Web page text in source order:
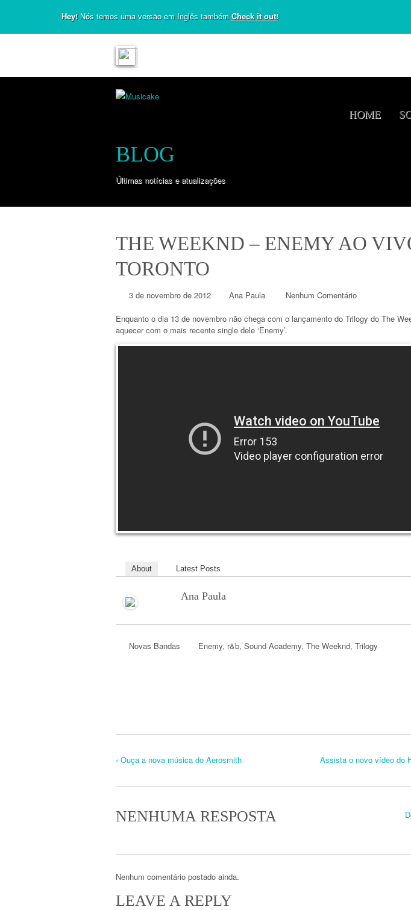
Hey! Nós temos uma versão em Inglês também Check it out!
HOME
BLOG
Últimas notícias e atualizações
THE WEEKND – ENEMY AO
TORONTO
3 de novembro de 2012 Ana Paula Nenhum Comentário
Enquanto o dia 13 de novembro não chega com o lançamento do Trilogy do The
aquecer com o mais recente single dele ‘Enemy’.
About Latest Posts
Ana Paula
Novas Bandas Enemy, r&b, Sound Academy, The Weeknd, Trilogy
‹ Ouça a nova música do Aerosmith Assista o novo vídeo do
NENHUMA RESPOSTA
Nenhum comentário postado ainda.
LEAVE A REPLY